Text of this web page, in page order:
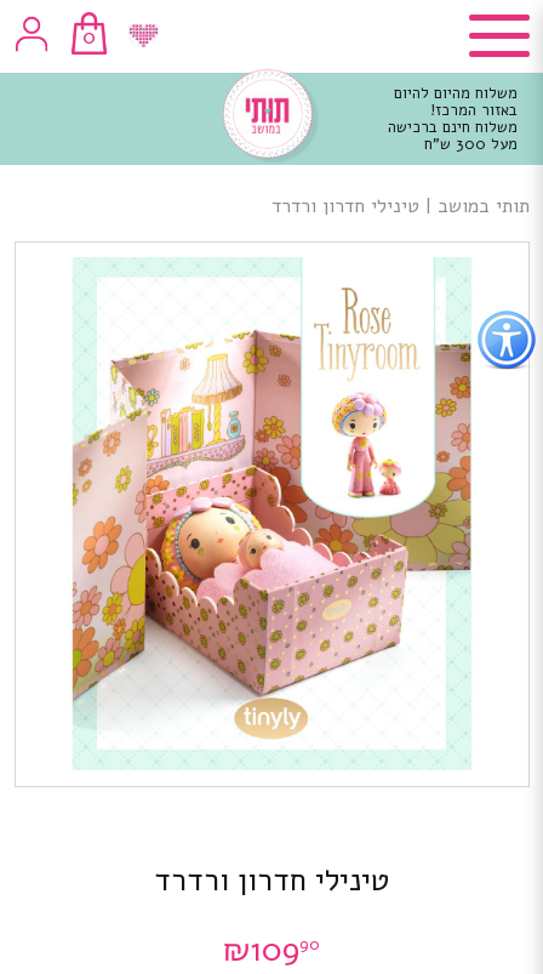
כפתור
לפתיחת
תפריט
נגישות
0
משלוח מהיום להיום
באזור המרכז!
משלוח חינם ברכישה
מעל 300 ש"ח
מרכזי
תותי במושב | טינילי חדרון ורדרד
טינילי חדרון ורדרד
₪10990